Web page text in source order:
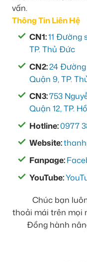
vấn.
Thông Tin Liên Hệ
CN1:11 Đường
TP. Thủ Đức
CN2:24 Đường
Quận 9, TP.
CN3:753
Quận 12, TP.
Hotline:0977
Website:
Fanpage:
YouTube:
Chúc bạn
thoải mái trên mọi
Đồng hành